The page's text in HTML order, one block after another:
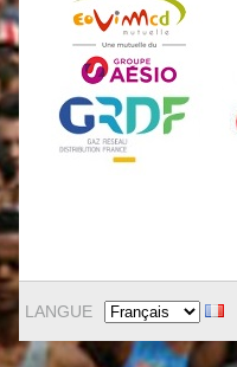
LANGUE